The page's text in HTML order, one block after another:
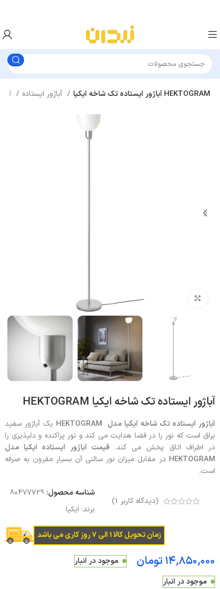
آباژور ایستاده تک شاخه ایکیا HEKTOGRAM
آباژور ایستاده تک شاخه ایکیا HEKTOGRAM
آباژور ایستاده تک شاخه ایکیا مدل
یک آباژور سفید
براق است که نور را در فضا هدایت می کند و نور پراکنده و دلپذیری را
در اطراف اتاق پخش می کند.قیمت آباژور ایستاده ایکیا مدل
HEKTOGRAM در مقابل میزان نور سالنی آن بسیار مقرون به صرفه
است.
(دیدگاه کاربر 1
)
شناسه محصول: 80477729
برند: ایکیا
زمان تحویل کالا 1 الی 7 روز کاری می باشد
تومان
موجود در انبار
موجود در انبار